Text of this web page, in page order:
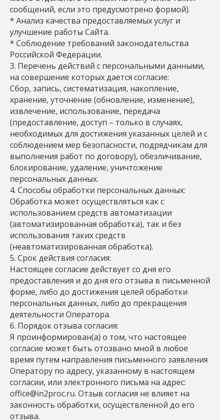
сообщений, если это предусмотрено формой).
* Анализ качества предоставляемых услуг и
улучшение работы Сайта.
* Соблюдение требований законодательства
Российской Федерации.
3. Перечень действий с персональными данными,
на совершение которых дается согласие:
Сбор, запись, систематизация, накопление,
хранение, уточнение (обновление, изменение),
извлечение, использование, передача
(предоставление, доступ – только в случаях,
необходимых для достижения указанных целей и с
соблюдением мер безопасности, подрядчикам для
выполнения работ по договору), обезличивание,
блокирование, удаление, уничтожение
персональных данных.
4. Способы обработки персональных данных:
Обработка может осуществляться как с
использованием средств автоматизации
(автоматизированная обработка), так и без
использования таких средств
(неавтоматизированная обработка).
5. Срок действия согласия:
Настоящее согласие действует со дня его
предоставления и до дня его отзыва в письменной
форме, либо до достижения целей обработки
персональных данных, либо до прекращения
деятельности Оператора.
6. Порядок отзыва согласия:
Я проинформирован(а) о том, что настоящее
согласие может быть отозвано мной в любое
время путем направления письменного заявления
Оператору по адресу, указанному в настоящем
согласии, или электронного письма на адрес:
office@in2proc.ru. Отзыв согласия не влияет на
законность обработки, осуществленной до его
отзыва.